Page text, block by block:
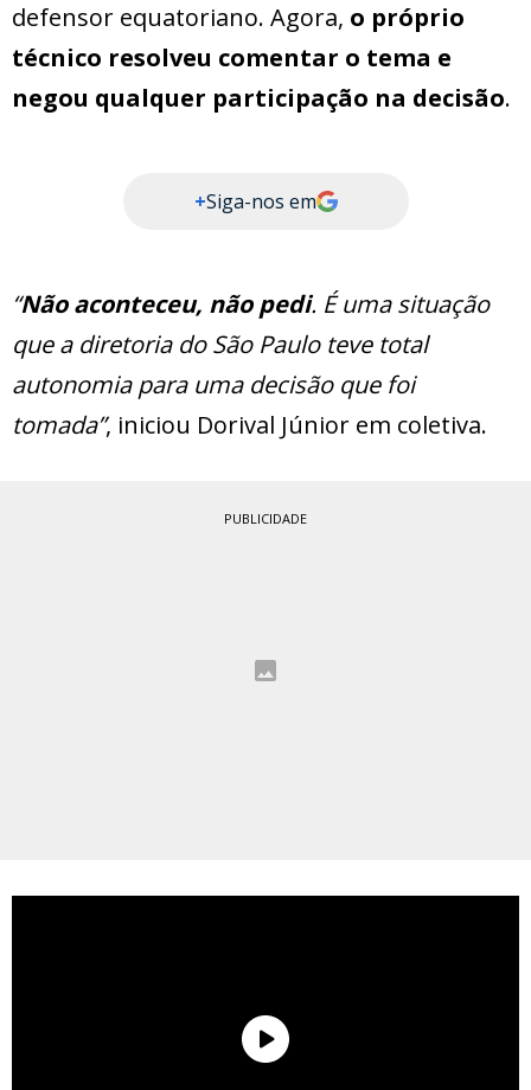
defensor equatoriano. Agora, o próprio
técnico resolveu comentar o tema e
negou qualquer participação na decisão.
+Siga-nos em
“Não aconteceu, não pedi. É uma situação
que a diretoria do São Paulo teve total
autonomia para uma decisão que foi
tomada”, iniciou Dorival Júnior em coletiva.
PUBLICIDADE